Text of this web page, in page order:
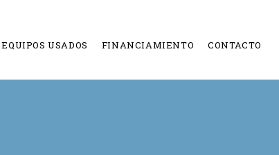
EQUIPOS USADOS FINANCIAMIENTO CONTACTO